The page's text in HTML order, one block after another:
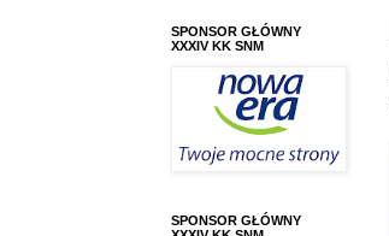
SPONSOR GŁÓWNY
XXXIV KK SNM
SPONSOR GŁÓWNY